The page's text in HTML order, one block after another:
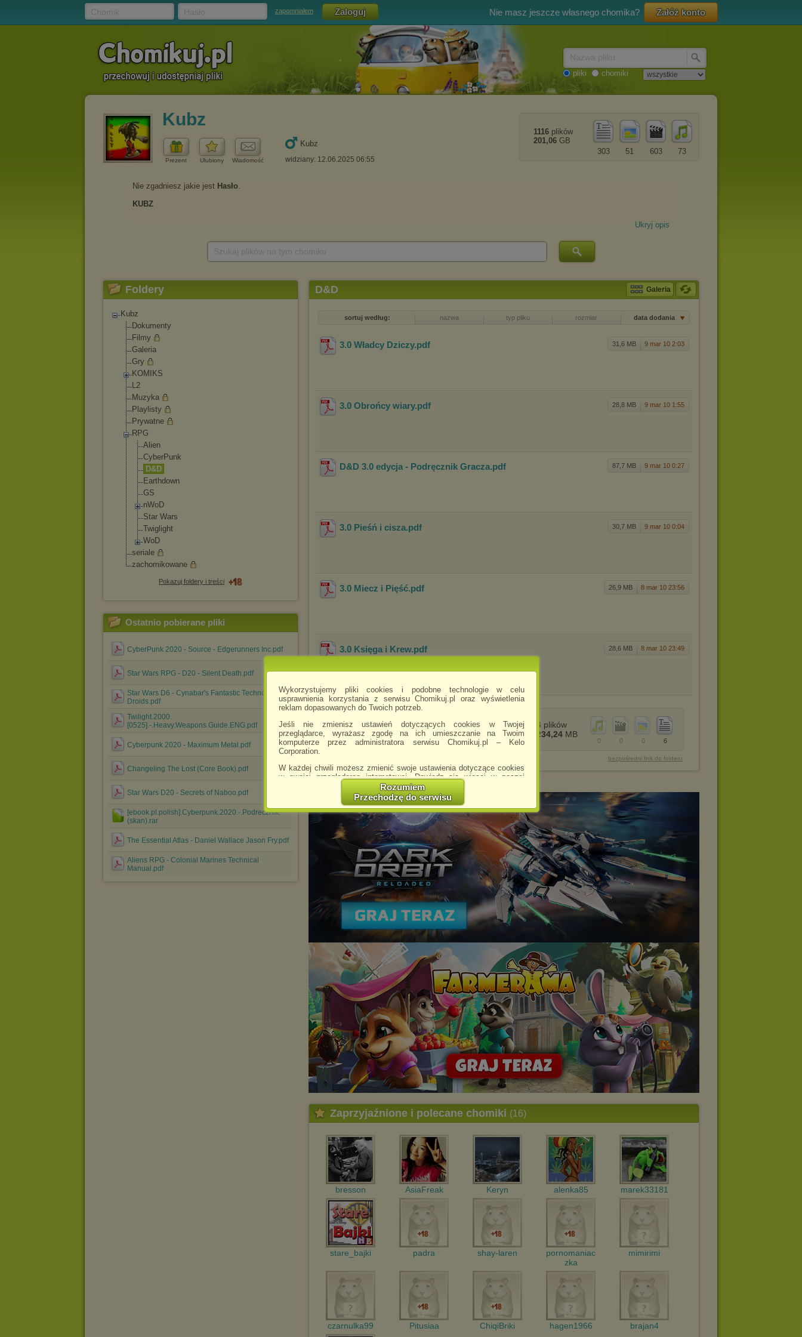
Wykorzystujemy pliki cookies i podobne technologie w celu
usprawnienia korzystania z serwisu Chomikuj.pl oraz wyświetlenia
reklam dopasowanych do Twoich potrzeb.
Jeśli nie zmienisz ustawień dotyczących cookies w Twojej
przeglądarce, wyrażasz zgodę na ich umieszczanie na Twoim
komputerze przez administratora serwisu Chomikuj.pl – Kelo
Corporation.
W każdej chwili możesz zmienić swoje ustawienia dotyczące cookies
w swojej przeglądarce internetowej. Dowiedz się więcej w naszej
http://chomikuj.pl/PolitykaPrywatnosci.aspx
Jednocześnie informujemy że zmiana ustawień przeglądarki może
spowodować ograniczenie korzystania ze strony Chomikuj.pl.
W przypadku braku twojej zgody na akceptację cookies niestety
prosimy o opuszczenie serwisu chomikuj.pl.
Wykorzystanie plików cookiesprzezZaufanych Partnerów
(dostosowanie reklam do Twoich potrzeb, analiza skuteczności działań
marketingowych).
Wyrażenie sprzeciwu spowoduje, że wyświetlana Ci reklama nie
będzie dopasowana do Twoich preferencji, a będzie to reklama
wyświetlona przypadkowo.
Istnieje możliwość zmiany ustawień przeglądarki internetowej w
sposób uniemożliwiający przechowywanie plików cookies na
urządzeniu końcowym. Można również usunąć pliki cookies,
dokonując odpowiednich zmian w ustawieniach przeglądarki
internetowej.
Pełną informację na ten temat znajdziesz pod adresem
http://chomikuj.pl/PolitykaPrywatnosci.aspx
.
Rozumiem
Przechodzę do serwisu
zapomniałem Nie masz jeszcze własnego chomika? Załóż konto
pliki chomiki
Kubz
Prezent Ulubiony Wiadomość
Kubz
widziany: 12.06.2025 06:55
73
603
51
303
1116 plików
201,06 GB
Ukryj opis
Foldery
Kubz
Dokumenty
Filmy
Galeria
Gry
KOMIKS
L2
Muzyka
Playlisty
Prywatne
RPG
Alien
CyberPunk
D&D
Earthdown
GS
nWoD
Star Wars
Twiglight
WoD
seriale
zachomikowane
Pokazuj foldery i treści
Ostatnio pobierane pliki
CyberPunk 2020 - Source - Edgerunners Inc.pdf
Star Wars RPG - D20 - Silent Death.pdf
Star Wars D6 - Cynabar's Fantastic Technology -
Droids.pdf
Twilight.2000.
[0525].-.Heavy.Weapons.Guide.ENG.pdf
Cyberpunk 2020 - Maximum Metal.pdf
Changeling The Lost (Core Book).pdf
Star Wars D20 - Secrets of Naboo.pdf
[ebook.pl.polish].Cyberpunk.2020.-.Podrecznik.
(skan).rar
The Essential Atlas - Daniel Wallace Jason Fry.pdf
Aliens RPG - Colonial Marines Technical
Manual.pdf
D&D Galeria
sortuj według: nazwa typ pliku rozmiar data dodania
31,6 MB 9 mar 10 2:03
3.0 Władcy Dziczy.pdf
28,8 MB 9 mar 10 1:55
3.0 Obrońcy wiary.pdf
87,7 MB 9 mar 10 0:27
D&D 3.0 edycja - Podręcznik Gracza.pdf
30,7 MB 9 mar 10 0:04
3.0 Pieśń i cisza.pdf
26,9 MB 8 mar 10 23:56
3.0 Miecz i Pięść.pdf
28,6 MB 8 mar 10 23:49
3.0 Księga i Krew.pdf
Pobierz
Zachomikuj
folder
6
0
0
0
6 plików
234,24 MB
bezpośredni link do folderu
Zaprzyjaźnione i polecane chomiki (16)
bresson AsiaFreak Keryn alenka85 marek33181
stare_bajki padra shay-laren
pornomaniac
zka
mimirimi
czarnulka99 Pitusiaa ChiqiBriki hagen1966 brajan4